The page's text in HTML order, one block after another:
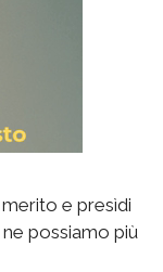
e presìdi
possiamo più